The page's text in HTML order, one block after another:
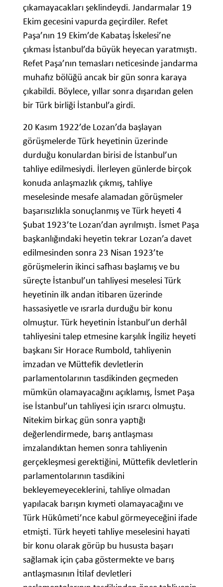
çıkamayacakları şeklindeydi. Jandarmalar 19
Ekim gecesini vapurda geçirdiler. Refet
Paşa’nın 19 Ekim’de Kabataş İskelesi’ne
çıkması İstanbul’da büyük heyecan yaratmıştı.
Refet Paşa’nın temasları neticesinde jandarma
muhafız bölüğü ancak bir gün sonra karaya
çıkabildi. Böylece, yıllar sonra dışarıdan gelen
bir Türk birliği İstanbul’a girdi.
20 Kasım 1922’de Lozan’da başlayan
görüşmelerde Türk heyetinin üzerinde
durduğu konulardan birisi de İstanbul’un
tahliye edilmesiydi. İlerleyen günlerde birçok
konuda anlaşmazlık çıkmış, tahliye
meselesinde mesafe alamadan görüşmeler
başarısızlıkla sonuçlanmış ve Türk heyeti 4
Şubat 1923’te Lozan’dan ayrılmıştı. İsmet Paşa
başkanlığındaki heyetin tekrar Lozan’a davet
edilmesinden sonra 23 Nisan 1923’te
görüşmelerin ikinci safhası başlamış ve bu
süreçte İstanbul’un tahliyesi meselesi Türk
heyetinin ilk andan itibaren üzerinde
hassasiyetle ve ısrarla durduğu bir konu
olmuştur. Türk heyetinin İstanbul’un derhâl
tahliyesini talep etmesine karşılık İngiliz heyeti
başkanı Sir Horace Rumbold, tahliyenin
imzadan ve Müttefik devletlerin
parlamentolarının tasdikinden geçmeden
mümkün olamayacağını açıklamış, İsmet Paşa
ise İstanbul’un tahliyesi için ısrarcı olmuştu.
Nitekim birkaç gün sonra yaptığı
değerlendirmede, barış antlaşması
imzalandıktan hemen sonra tahliyenin
gerçekleşmesi gerektiğini, Müttefik devletlerin
parlamentolarının tasdikini
bekleyemeyeceklerini, tahliye olmadan
yapılacak barışın kıymeti olamayacağını ve
Türk Hükûmeti’nce kabul görmeyeceğini ifade
etmişti. Türk heyeti tahliye meselesini hayati
bir konu olarak görüp bu hususta başarı
sağlamak için çaba göstermekte ve barış
antlaşmasının İtilaf devletleri